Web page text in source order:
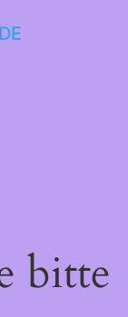
bitte